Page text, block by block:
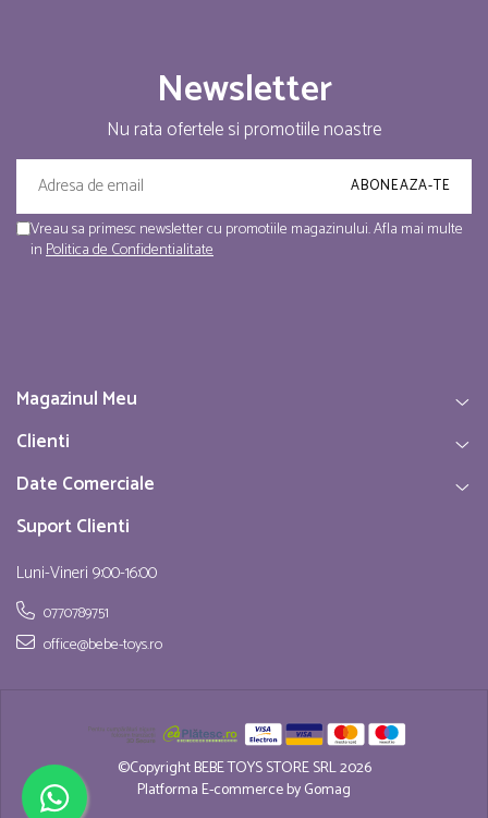
Newsletter
Nu rata ofertele si promotiile noastre
Vreau sa primesc newsletter cu promotiile magazinului. Afla mai multe
inPolitica de Confidentialitate
Magazinul Meu
Clienti
Date Comerciale
Suport Clienti
Luni-Vineri 9:00-16:00
0770789751
office@bebe-toys.ro
©Copyright BEBE TOYS STORE SRL 2026
Platforma E-commerce by Gomag